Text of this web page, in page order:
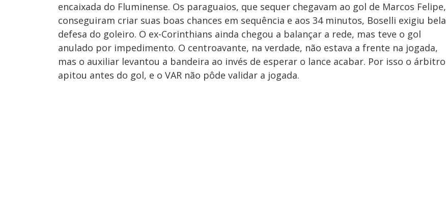
encaixada do Fluminense. Os paraguaios, que sequer chegavam ao gol de Marcos Felipe,
conseguiram criar suas boas chances em sequência e aos 34 minutos, Boselli exigiu bela
defesa do goleiro. O ex-Corinthians ainda chegou a balançar a rede, mas teve o gol
anulado por impedimento. O centroavante, na verdade, não estava a frente na jogada,
mas o auxiliar levantou a bandeira ao invés de esperar o lance acabar. Por isso o árbitro
apitou antes do gol, e o VAR não pôde validar a jogada.